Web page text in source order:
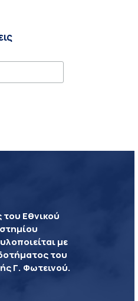
του Εθνικού
με
του
Γ. Φωτεινού.